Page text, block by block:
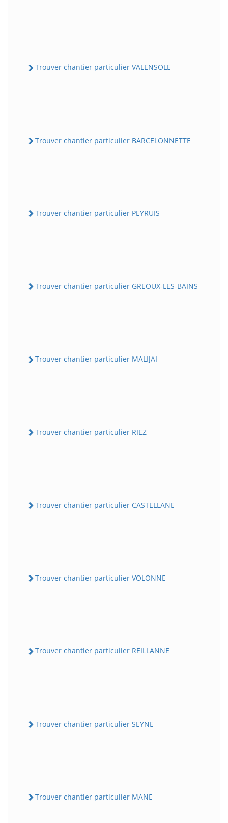
Trouver chantier particulier VALENSOLE
Trouver chantier particulier BARCELONNETTE
Trouver chantier particulier PEYRUIS
Trouver chantier particulier GREOUX-LES-BAINS
Trouver chantier particulier MALIJAI
Trouver chantier particulier RIEZ
Trouver chantier particulier CASTELLANE
Trouver chantier particulier VOLONNE
Trouver chantier particulier REILLANNE
Trouver chantier particulier SEYNE
Trouver chantier particulier MANE